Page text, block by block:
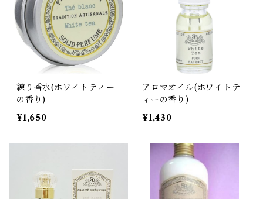
練り香水(ホワイトティー
の香り)
¥1,650
アロマオイル(ホワイトテ
ィーの香り)
¥1,430